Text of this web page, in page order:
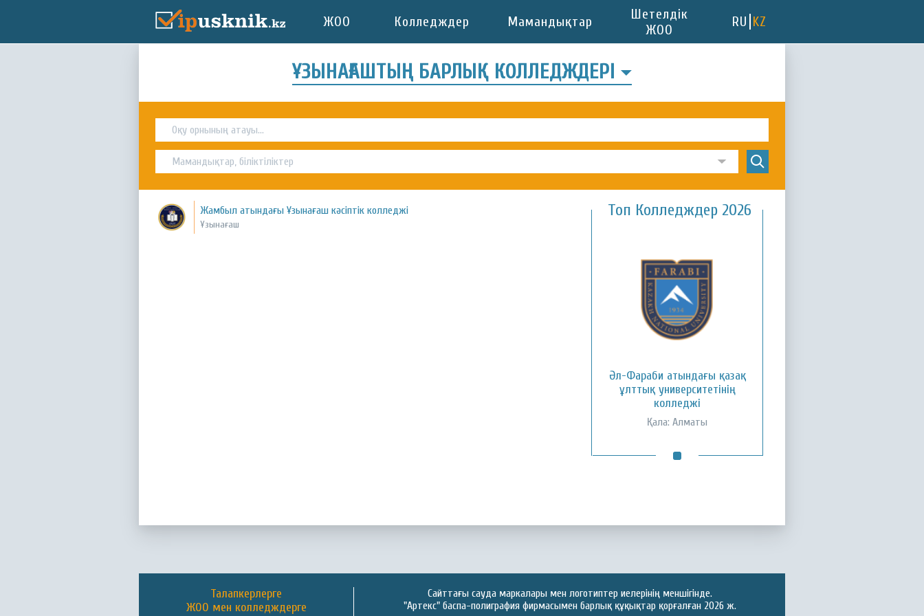
ЖОО Колледждер Мамандықтар
Шетелдік
ЖОО
RU KZ
ҰЗЫНАҒАШТЫҢ БАРЛЫҚ КОЛЛЕДЖДЕРІ
Жамбыл атындағы Ұзынағаш кәсіптік колледжі
Ұзынағаш
Топ Колледждер 2026
Әл-Фараби атындағы қазақ
ұлттық университетінің
колледжі
Қала: Алматы
Талапкерлерге
ЖОО мен колледждерге
Сайттағы сауда маркалары мен логотиптер иелерінің меншігінде.
"Артекс" баспа-полиграфия фирмасымен барлық құқықтар қорғалған 2026 ж.